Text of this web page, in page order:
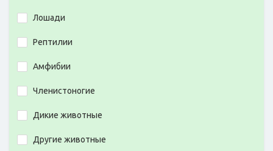
Лошади
Рептилии
Амфибии
Членистоногие
Дикие животные
Другие животные